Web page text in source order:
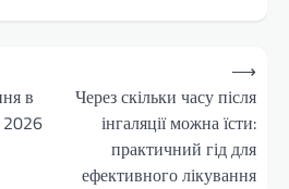
в
2026
Через скільки часу після
інгаляції можна їсти:
практичний гід для
ефективного лікування
⟶